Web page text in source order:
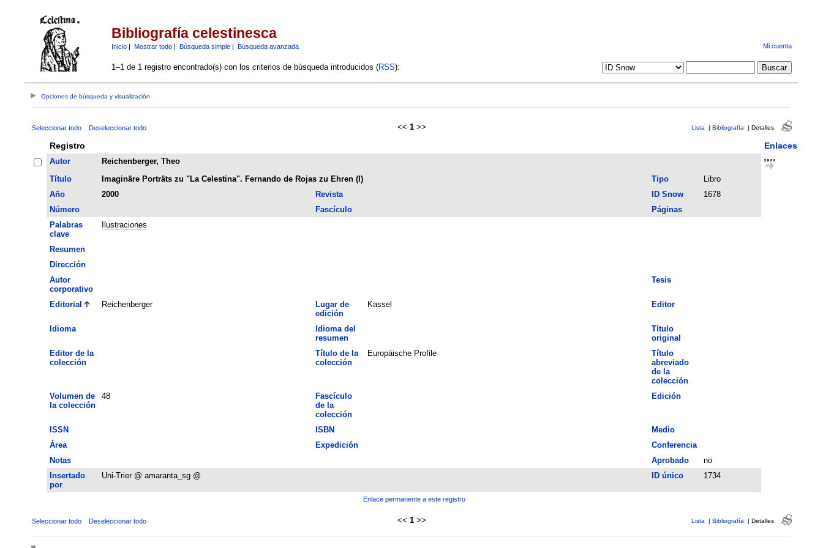
Bibliografía celestinesca
Inicio| Mostrar todo| Búsqueda simple| Búsqueda avanzada Mi cuenta
1–1 de 1 registro encontrado(s) con los criterios de búsqueda introducidos (RSS):
Opciones de búsqueda y visualización
Seleccionar todo Deseleccionar todo << 1 >> Lista | Bibliografía | Detalles
Registro Enlaces
Autor
Reichenberger, Theo
Título
Imaginäre Porträts zu "La Celestina". Fernando de Rojas zu Ehren (I) Tipo
Libro
Año
2000 Revista ID Snow
1678
Número
Fascículo
Páginas
Palabras
clave
Ilustraciones
Resumen
Dirección
Autor
corporativo
Tesis
Editorial Reichenberger
Lugar de
edición
Kassel Editor
Idioma
Idioma del
resumen
Título
original
Editor de la
colección
Título de la
colección
Europäische Profile
Título
abreviado
de la
colección
Volumen de
la colección
48
Fascículo
de la
colección
Edición
ISSN ISBN
Medio
Área
Expedición
Conferencia
Notas
Aprobado
no
Insertado
por
Uni-Trier @ amaranta_sg @ ID único 1734
Enlace permanente a este registro
Seleccionar todo Deseleccionar todo << 1 >> Lista | Bibliografía | Detalles